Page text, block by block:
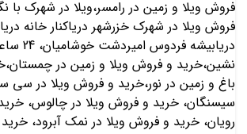
فروش ویلا و زمین در رامسر،ویلا در شهرک با
فروش ویلا در شهرک خزرشهر دریاکنار خانه
دریابیشه
نشین،خرید و فروش ویلا و زمین در
باغ و زمین در نور،خرید و فروش ویلا در سی
سیسنگان، خرید و فروش ویلا در چالوس،
رویان، خرید و فروش ویلا در نمک آبرود،